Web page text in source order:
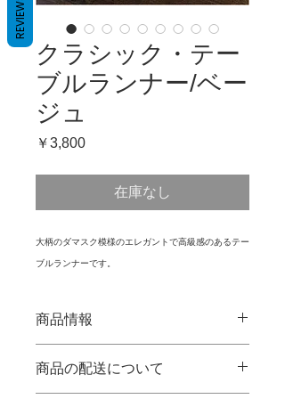
クラシック・テー
ブルランナー/ベー
ジュ
￥3,800価
在庫なし
大柄のダマスク模様のエレガントで高級感のあるテー
ブルランナーです。
商品情報
■サイズ：180cmx32cm
■生産地：中国
商品の配送について
REVIEWS